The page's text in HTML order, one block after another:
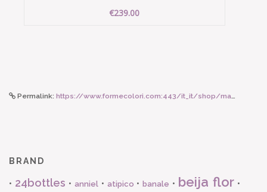
€239.00
Permalink: https://www.formecolori.com:443/it_it/shop/maman_et_sophie/orecchino_a_lobo_con_lettera/maman_et_sophie_orecchino_a_lobo_lettera_a/1930
BRAND
• 24bottles • anniel• atipico •banale • beija flor •